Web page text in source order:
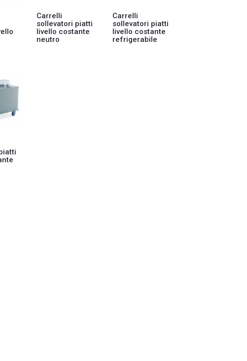
Carrelli
sollevatori piatti
livello costante
neutro
Carrelli
sollevatori piatti
livello costante
refrigerabile